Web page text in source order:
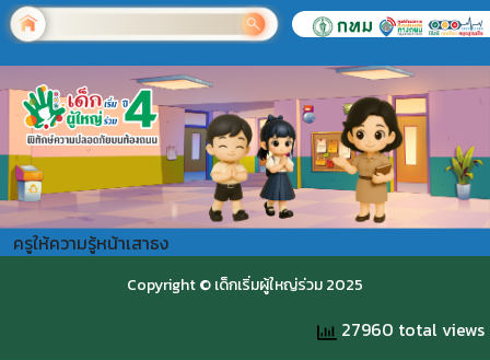
ครูให้ความรู้หน้าเสาธง
Copyright © เด็กเริ่มผู้ใหญ่ร่วม 2025
27960 total views